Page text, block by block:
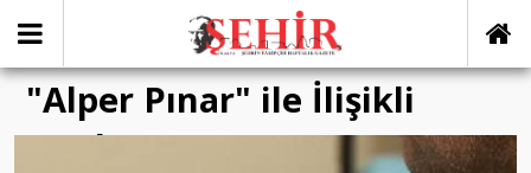
"Alper Pınar" ile İlişikli
yazılar